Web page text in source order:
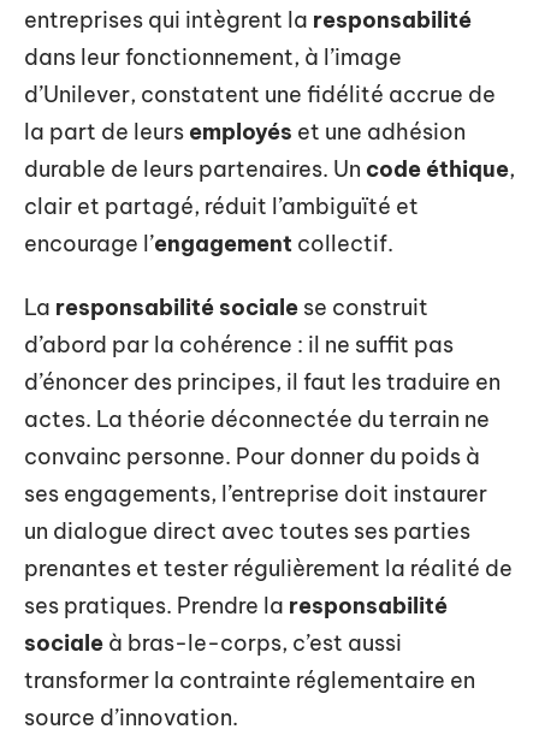
entreprises qui intègrent la responsabilité
dans leur fonctionnement, à l’image
d’Unilever, constatent une fidélité accrue de
la part de leurs employés et une adhésion
durable de leurs partenaires. Un code éthique,
clair et partagé, réduit l’ambiguïté et
encourage l’engagement collectif.
La responsabilité sociale se construit
d’abord par la cohérence : il ne suffit pas
d’énoncer des principes, il faut les traduire en
actes. La théorie déconnectée du terrain ne
convainc personne. Pour donner du poids à
ses engagements, l’entreprise doit instaurer
un dialogue direct avec toutes ses parties
prenantes et tester régulièrement la réalité de
ses pratiques. Prendre la responsabilité
sociale à bras-le-corps, c’est aussi
transformer la contrainte réglementaire en
source d’innovation.